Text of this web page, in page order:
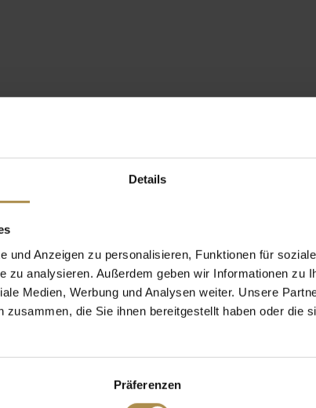
Details
und Anzeigen zu personalisieren, Funktionen für
zu analysieren. Außerdem geben wir Informationen zu
Medien, Werbung und Analysen weiter. Unsere
zusammen, die Sie ihnen bereitgestellt haben oder die
Präferenzen